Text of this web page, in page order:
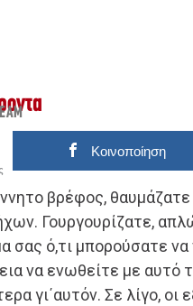
Κοινοποίηση
βρέφος,
Γουργουρίζατε,
σας ό,τι μπορούσατε
να ενωθείτε με αυτό
γι΄αυτόν. Σε λίγο, οι